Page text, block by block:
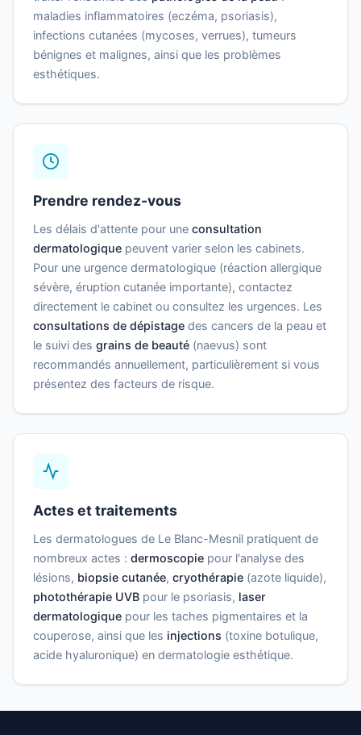
maladies inflammatoires (eczéma, psoriasis),
infections cutanées (mycoses, verrues), tumeurs
bénignes et malignes, ainsi que les problèmes
esthétiques.
Prendre rendez-vous
Les délais d'attente pour une consultation
dermatologique peuvent varier selon les cabinets.
Pour une urgence dermatologique (réaction allergique
sévère, éruption cutanée importante), contactez
directement le cabinet ou consultez les urgences. Les
consultations de dépistage des cancers de la peau et
le suivi des grains de beauté (naevus) sont
recommandés annuellement, particulièrement si vous
présentez des facteurs de risque.
Actes et traitements
Les dermatologues de Le Blanc-Mesnil pratiquent de
nombreux actes : dermoscopie pour l'analyse des
lésions, biopsie cutanée, cryothérapie (azote liquide),
photothérapie UVB pour le psoriasis, laser
dermatologique pour les taches pigmentaires et la
couperose, ainsi que les injections (toxine botulique,
acide hyaluronique) en dermatologie esthétique.